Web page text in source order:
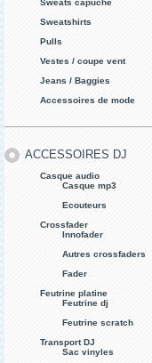
Sweats capuche
Sweatshirts
Pulls
Vestes / coupe vent
Jeans / Baggies
Accessoires de mode
ACCESSOIRES DJ
Casque audio
Casque mp3
Ecouteurs
Crossfader
Innofader
Autres crossfaders
Fader
Feutrine platine
Feutrine dj
Feutrine scratch
Transport DJ
Sac vinyles